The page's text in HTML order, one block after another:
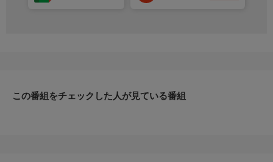
この番組をチェックした人が見ている番組